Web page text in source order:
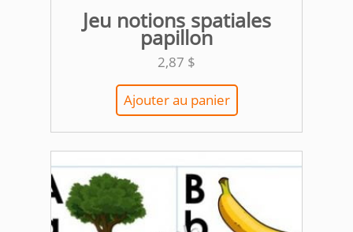
Jeu notions spatiales
papillon
2,87 $
Ajouter au panier